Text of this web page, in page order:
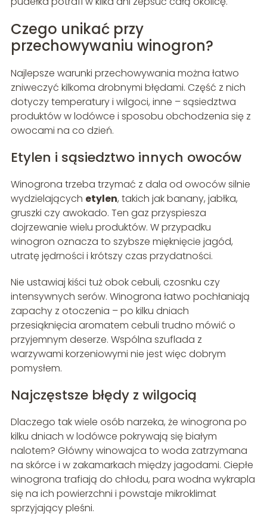
Czego unikać przy
przechowywaniu winogron?
Najlepsze warunki przechowywania można łatwo
zniweczyć kilkoma drobnymi błędami. Część z nich
dotyczy temperatury i wilgoci, inne – sąsiedztwa
produktów w lodówce i sposobu obchodzenia się z
owocami na co dzień.
Etylen i sąsiedztwo innych owoców
Winogrona trzeba trzymać z dala od owoców silnie
wydzielających etylen, takich jak banany, jabłka,
gruszki czy awokado. Ten gaz przyspiesza
dojrzewanie wielu produktów. W przypadku
winogron oznacza to szybsze mięknięcie jagód,
utratę jędrności i krótszy czas przydatności.
Nie ustawiaj kiści tuż obok cebuli, czosnku czy
intensywnych serów. Winogrona łatwo pochłaniają
zapachy z otoczenia – po kilku dniach
przesiąknięcia aromatem cebuli trudno mówić o
przyjemnym deserze. Wspólna szuflada z
warzywami korzeniowymi nie jest więc dobrym
pomysłem.
Najczęstsze błędy z wilgocią
Dlaczego tak wiele osób narzeka, że winogrona po
kilku dniach w lodówce pokrywają się białym
nalotem? Główny winowajca to woda zatrzymana
na skórce i w zakamarkach między jagodami. Ciepłe
winogrona trafiają do chłodu, para wodna wykrapla
się na ich powierzchni i powstaje mikroklimat
sprzyjający pleśni.